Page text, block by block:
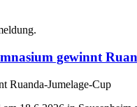
gewinnt